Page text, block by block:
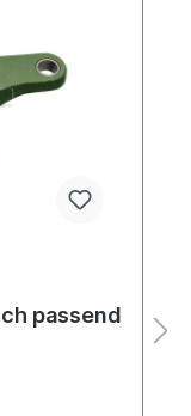
passend